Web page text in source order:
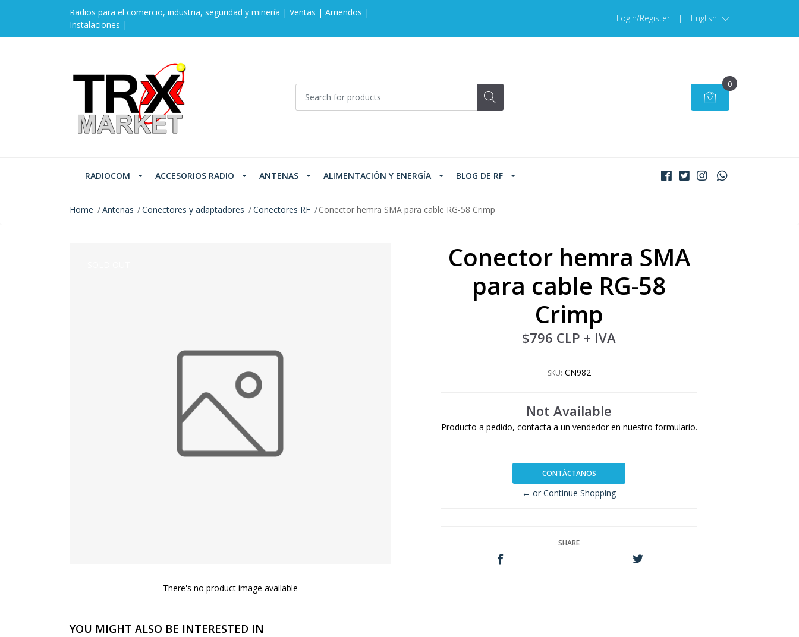
Radios para el comercio, industria, seguridad y minería | Ventas | Arriendos |
Instalaciones |
Login/Register | English
0
RADIOCOM ACCESORIOS RADIO ANTENAS ALIMENTACIÓN Y ENERGÍA BLOG DE RF
Home Antenas Conectores y adaptadores Conectores RF Conector hemra SMA para cable RG-58 Crimp
There's no product image available
Conector hemra SMA
para cable RG-58
Crimp
$796 CLP + IVA
SKU: CN982
Not Available
Producto a pedido, contacta a un vendedor en nuestro formulario.
CONTÁCTANOS
← or Continue Shopping
SHARE
YOU MIGHT ALSO BE INTERESTED IN